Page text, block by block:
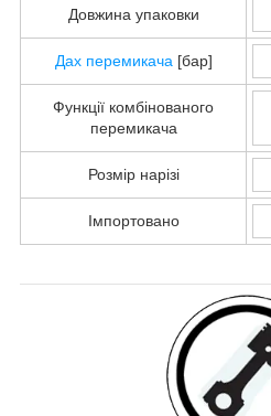
Довжина упаковки
Дах перемикача [бар]
Функції комбінованого
перемикача
Розмір нарізі
Імпортовано